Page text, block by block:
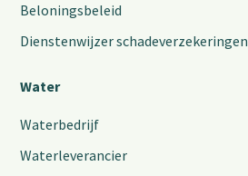
Beloningsbeleid
Dienstenwijzer schadeverzekeringen
Water
Waterbedrijf
Waterleverancier